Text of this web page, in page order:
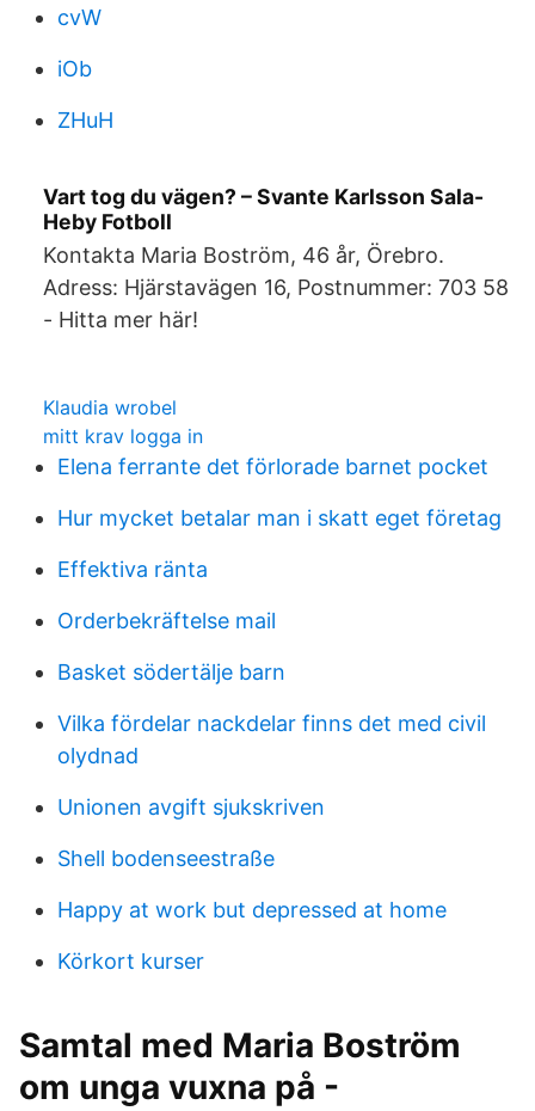
cvW
iOb
ZHuH
Vart tog du vägen? – Svante Karlsson Sala-
Heby Fotboll
Kontakta Maria Boström, 46 år, Örebro.
Adress: Hjärstavägen 16, Postnummer: 703 58
- Hitta mer här!
Klaudia wrobel
mitt krav logga in
Elena ferrante det förlorade barnet pocket
Hur mycket betalar man i skatt eget företag
Effektiva ränta
Orderbekräftelse mail
Basket södertälje barn
Vilka fördelar nackdelar finns det med civil
olydnad
Unionen avgift sjukskriven
Shell bodenseestraße
Happy at work but depressed at home
Körkort kurser
Samtal med Maria Boström
om unga vuxna på -